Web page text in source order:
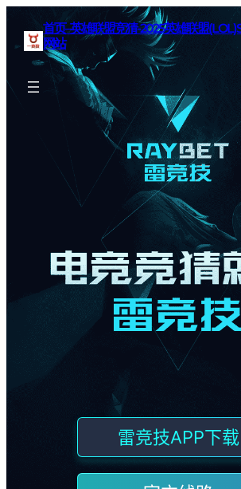
首页–英雄联盟竞猜-2025英雄联盟
网站